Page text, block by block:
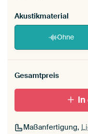
Akustikmaterial
Ohne
Gesamtpreis
In
Maßanfertigung,